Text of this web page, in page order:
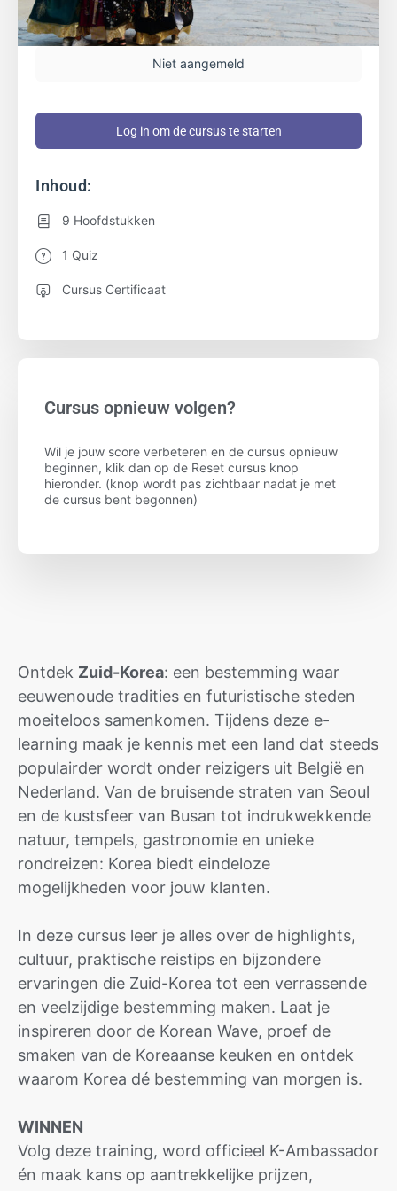
Ontdek Zuid-Korea: een bestemming waar
eeuwenoude tradities en futuristische steden
moeiteloos samenkomen. Tijdens deze e-
learning maak je kennis met een land dat steeds
populairder wordt onder reizigers uit België en
Nederland. Van de bruisende straten van Seoul
en de kustsfeer van Busan tot indrukwekkende
natuur, tempels, gastronomie en unieke
rondreizen: Korea biedt eindeloze
mogelijkheden voor jouw klanten.
In deze cursus leer je alles over de highlights,
cultuur, praktische reistips en bijzondere
ervaringen die Zuid-Korea tot een verrassende
en veelzijdige bestemming maken. Laat je
inspireren door de Korean Wave, proef de
smaken van de Koreaanse keuken en ontdek
waarom Korea dé bestemming van morgen is.
WINNEN
Volg deze training, word officieel K-Ambassador
én maak kans op aantrekkelijke prijzen,
Niet aangemeld
Log in om de cursus te starten
Inhoud:
9 Hoofdstukken
1 Quiz
Cursus Certificaat
Cursus opnieuw volgen?
Wil je jouw score verbeteren en de cursus opnieuw
beginnen, klik dan op de Reset cursus knop
hieronder. (knop wordt pas zichtbaar nadat je met
de cursus bent begonnen)